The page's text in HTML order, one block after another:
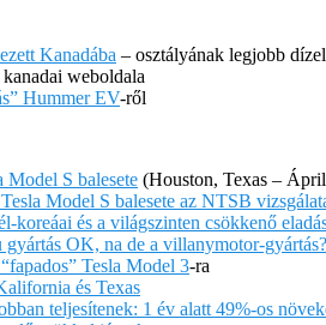
Kanadába – osztályának legjobb
kanadai weboldala
Hummer EV-ről
Model S balesete (Houston, Texas –
Model S balesete az NTSB
és a világszinten csökkenő
OK, na de a villanymotor-
Tesla Model 3-ra
és Texas
teljesítenek: 1 év alatt 49%-os